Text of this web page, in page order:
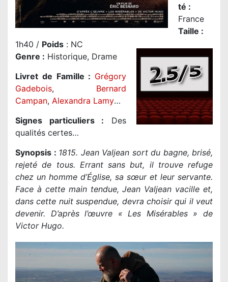
té :
France
Taille :
1h40 / Poids : NC
Genre : Historique, Drame
Livret de Famille : Grégory
Gadebois, Bernard
Campan, Alexandra Lamy…
Signes particuliers : Des
qualités certes…
Synopsis : 1815. Jean Valjean sort du bagne, brisé,
rejeté de tous. Errant sans but, il trouve refuge
chez un homme d’Église, sa sœur et leur servante.
Face à cette main tendue, Jean Valjean vacille et,
dans cette nuit suspendue, devra choisir qui il veut
devenir. D’après l’œuvre « Les Misérables » de
Victor Hugo.